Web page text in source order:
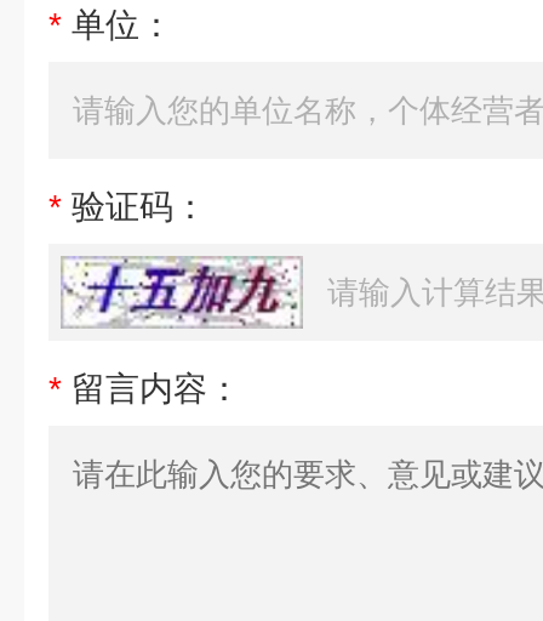
* 单位：
* 验证码：
* 留言内容：